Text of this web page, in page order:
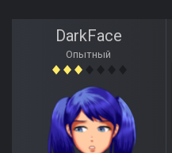
DarkFace
Опытный